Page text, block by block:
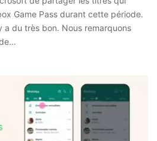
Game Pass durant cette période.
a du très bon. Nous remarquons